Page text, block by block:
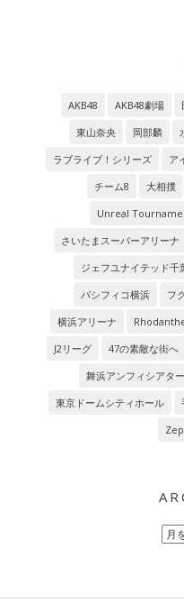
AKB48 AKB48劇場
東山奈央
岡部麟
ラブライブ！シリーズ
ア
チーム8
大相撲
Unreal
さいたまスーパーアリーナ
ジェフユナイテッド千
パシフィコ横浜
フ
横浜アリーナ
J2リーグ
47の素敵な街へ
舞浜アンフィシアター
東京ドームシティホール